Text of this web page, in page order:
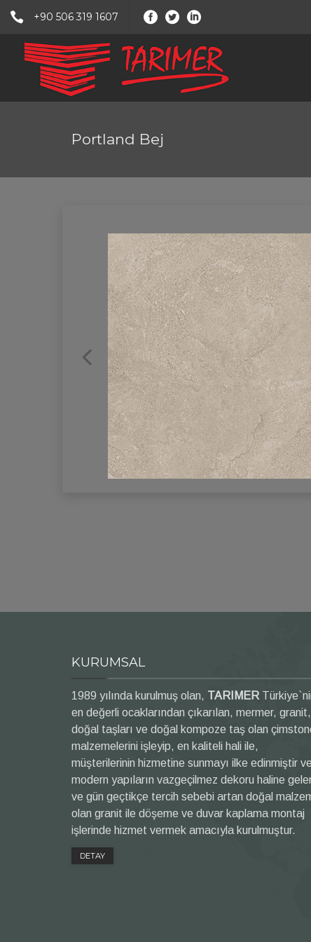
+90 506 319 1607
Portland Bej
KURUMSAL
1989 yılında kurulmuş olan, TARIMER
en değerli ocaklarından çıkarılan, mermer, granit,
doğal taşları ve doğal kompoze taş olan
malzemelerini işleyip, en kaliteli hali ile,
müşterilerinin hizmetine sunmayı ilke edinmiştir ve
modern yapıların vazgeçilmez dekoru haline
ve gün geçtikçe tercih sebebi artan doğal
olan granit ile döşeme ve duvar kaplama montaj
işlerinde hizmet vermek amacıyla kurulmuştur.
DETAY